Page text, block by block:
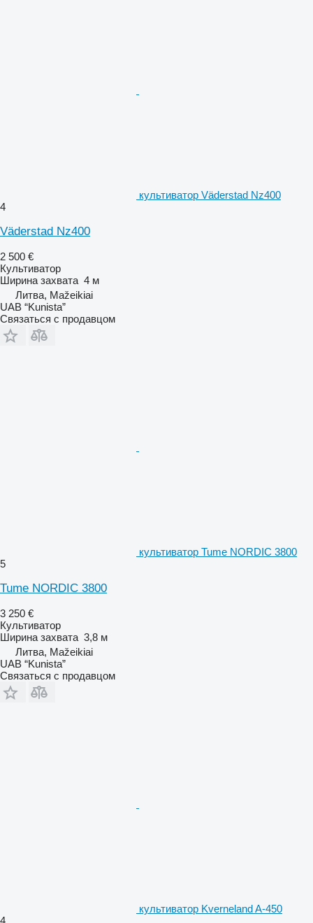
культиватор Väderstad Nz400
4
Väderstad Nz400
2 500 €
Культиватор
Ширина захвата 4 м
Литва, Mažeikiai
UAB “Kunista”
Связаться с продавцом
культиватор Tume NORDIC 3800
5
Tume NORDIC 3800
3 250 €
Культиватор
Ширина захвата 3,8 м
Литва, Mažeikiai
UAB “Kunista”
Связаться с продавцом
культиватор Kverneland A-450
4